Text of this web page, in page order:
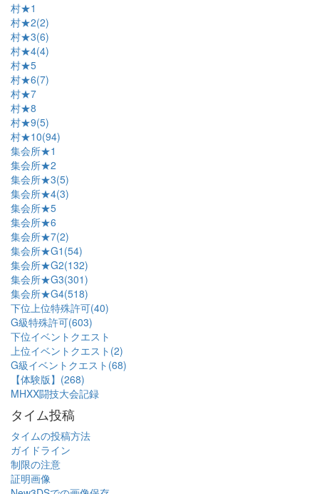
村★1
村★2(2)
村★3(6)
村★4(4)
村★5
村★6(7)
村★7
村★8
村★9(5)
村★10(94)
集会所★1
集会所★2
集会所★3(5)
集会所★4(3)
集会所★5
集会所★6
集会所★7(2)
集会所★G1(54)
集会所★G2(132)
集会所★G3(301)
集会所★G4(518)
下位上位特殊許可(40)
G級特殊許可(603)
下位イベントクエスト
上位イベントクエスト(2)
G級イベントクエスト(68)
【体験版】(268)
MHXX闘技大会記録
タイム投稿
タイムの投稿方法
ガイドライン
制限の注意
証明画像